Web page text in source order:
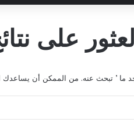
على
ما ’ تبحث عنه. من الممكن أن يساعدك